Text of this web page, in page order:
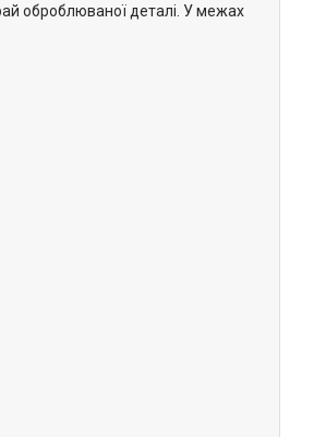
оброблюваної деталі. У межах